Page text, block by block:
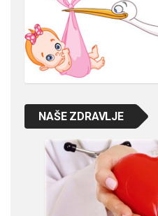
NAŠE ZDRAVLJE